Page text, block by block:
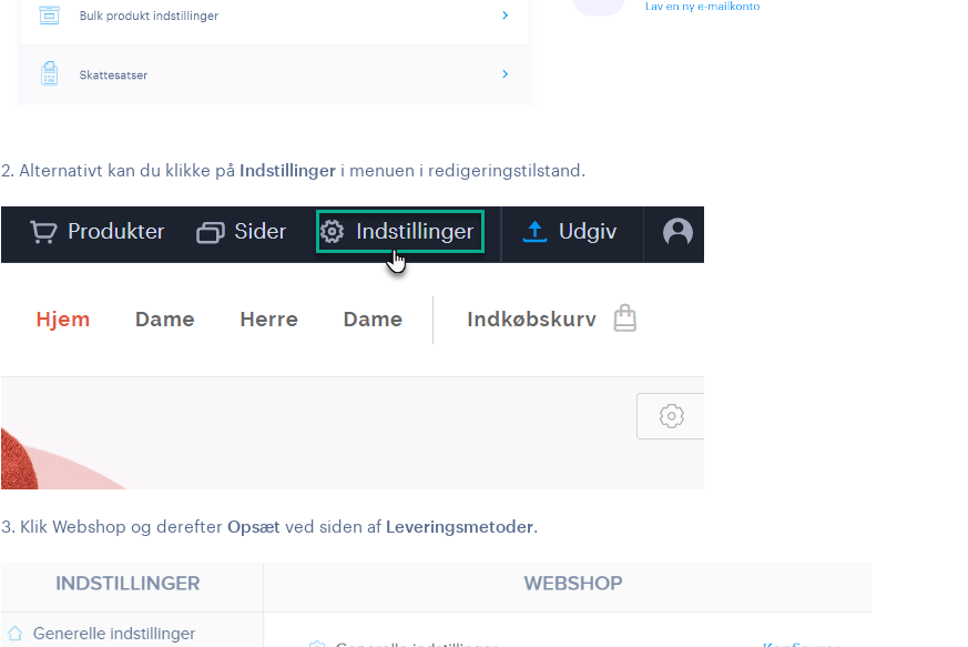
2. Alternativt kan du klikke på Indstillinger i menuen i redigeringstilstand.
3. Klik Webshop og derefter Opsæt ved siden af Leveringsmetoder